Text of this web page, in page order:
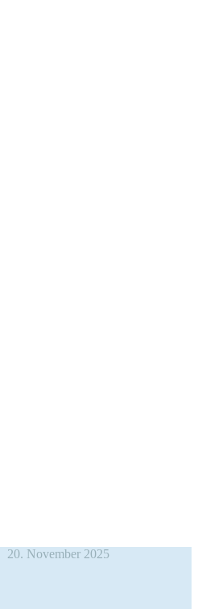
20. November 2025